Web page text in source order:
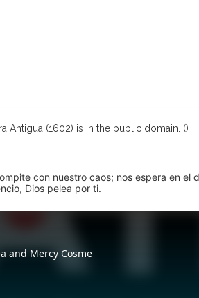
Antigua (1602) is in the public domain. ()
con nuestro caos; nos espera en
Dios pelea por ti.